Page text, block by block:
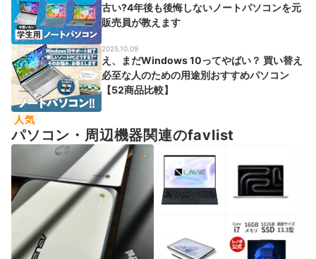
古い?4年後も後悔しないノートパソコンを元
販売員が教えます
2025.10.09
え、まだWindows 10ってやばい？ 買い替え
必至な人のための用途別おすすめパソコン
【52商品比較】
人気
パソコン・周辺機器関連のfavlist